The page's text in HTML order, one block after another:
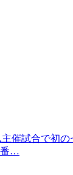
催試合で初の
番…